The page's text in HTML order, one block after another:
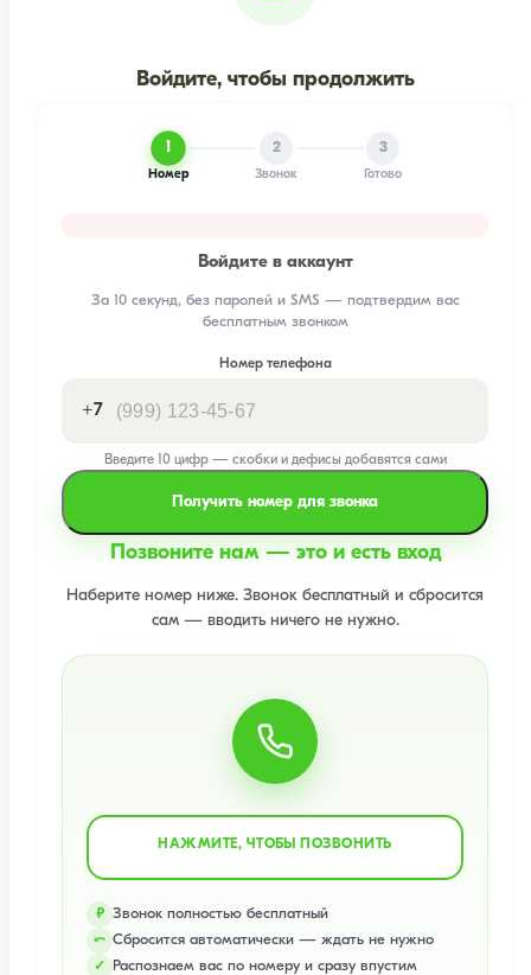
Войдите, чтобы продолжить
1
Номер
2
Звонок
3
Готово
Войдите в аккаунт
За 10 секунд, без паролей и SMS — подтвердим вас
бесплатным звонком
Номер телефона
+7
Введите 10 цифр — скобки и дефисы добавятся сами
Получить номер для звонка
Позвоните нам — это и есть вход
Наберите номер ниже. Звонок бесплатный и сбросится
сам — вводить ничего не нужно.
НАЖМИТЕ, ЧТОБЫ ПОЗВОНИТЬ
₽ Звонок полностью бесплатный
⤺ Сбросится автоматически — ждать не нужно
✓ Распознаем вас по номеру и сразу впустим